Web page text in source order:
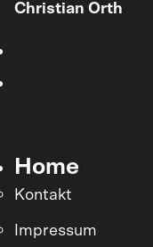
Christian Orth
Home
Kontakt
Impressum